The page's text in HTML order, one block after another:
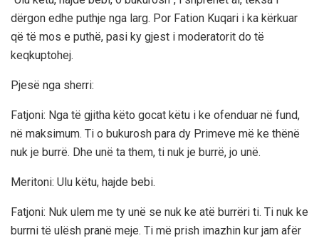
dërgon edhe puthje nga larg. Por Fation Kuqari i ka kërkuar
që të mos e puthë, pasi ky gjest i moderatorit do të
keqkuptohej.
Pjesë nga sherri:
Fatjoni: Nga të gjitha këto gocat këtu i ke ofenduar në fund,
në maksimum. Ti o bukurosh para dy Primeve më ke thënë
nuk je burrë. Dhe unë ta them, ti nuk je burrë, jo unë.
Meritoni: Ulu këtu, hajde bebi.
Fatjoni: Nuk ulem me ty unë se nuk ke atë burrëri ti. Ti nuk ke
burrni të ulësh pranë meje. Ti më prish imazhin kur jam afër